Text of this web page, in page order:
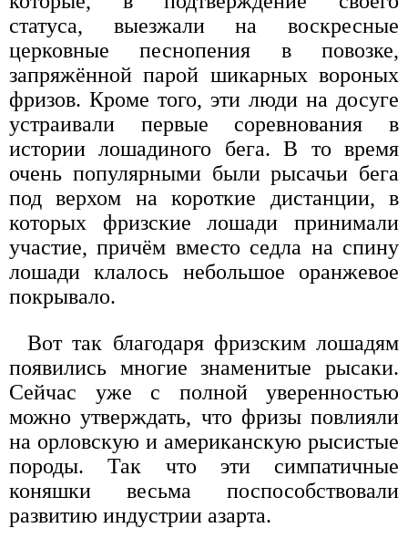
статуса, выезжали на воскресные
церковные песнопения в повозке,
запряжённой парой шикарных вороных
фризов. Кроме того, эти люди на досуге
устраивали первые соревнования в
истории лошадиного бега. В то время
очень популярными были рысачьи бега
под верхом на короткие дистанции, в
которых фризские лошади принимали
участие, причём вместо седла на спину
лошади клалось небольшое оранжевое
покрывало.
Вот так благодаря фризским лошадям
появились многие знаменитые рысаки.
Сейчас уже с полной уверенностью
можно утверждать, что фризы повлияли
на орловскую и американскую рысистые
породы. Так что эти симпатичные
коняшки весьма поспособствовали
развитию индустрии азарта.